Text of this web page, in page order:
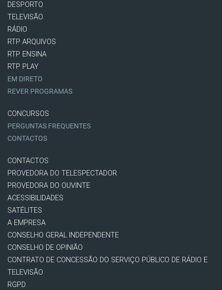
DESPORTO
TELEVISÃO
RÁDIO
RTP ARQUIVOS
RTP ENSINA
RTP PLAY
EM DIRETO
REVER PROGRAMAS
CONCURSOS
PERGUNTAS FREQUENTES
CONTACTOS
CONTACTOS
PROVEDORA DO TELESPECTADOR
PROVEDORA DO OUVINTE
ACESSIBILIDADES
SATÉLITES
A EMPRESA
CONSELHO GERAL INDEPENDENTE
CONSELHO DE OPINIÃO
CONTRATO DE CONCESSÃO DO SERVIÇO PÚBLICO DE RÁDIO E
TELEVISÃO
RGPD